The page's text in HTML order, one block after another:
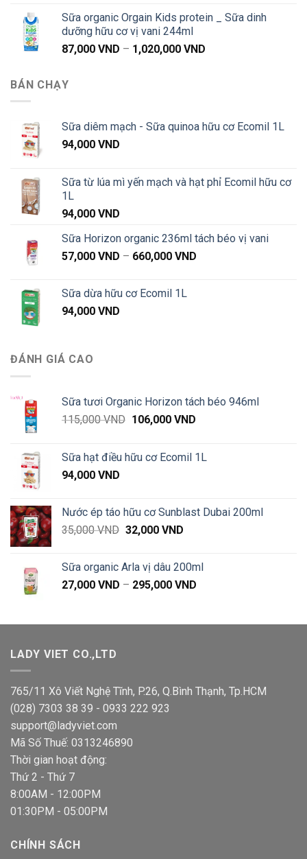
từ
Sữa organic Orgain Kids protein _ Sữa dinh
dưỡng hữu cơ vị vani 244ml
87,000 VND – 1,020,000 VND
1,020,000 VND
BÁN CHẠY
Sữa diêm mạch - Sữa quinoa hữu cơ Ecomil 1L
94,000 VND
Sữa từ lúa mì yến mạch và hạt phỉ Ecomil hữu cơ
1L
94,000 VND
Sữa Horizon organic 236ml tách béo vị vani
57,000 VND – 660,000 VND
Sữa dừa hữu cơ Ecomil 1L
94,000 VND
ĐÁNH GIÁ CAO
Sữa tươi Organic Horizon tách béo 946ml
115,000VND Giá
115,000 VND.
106,000 VNDGiá
là:
Sữa hạt điều hữu cơ Ecomil 1L
94,000 VND
Nước ép táo hữu cơ Sunblast Dubai 200ml
35,000VND Giá
35,000 VND.
32,000 VNDGiá
là:
32,000 VND.
Sữa organic Arla vị dâu 200ml
27,000 VND – 295,000 VND
27,000 VND
LADY VIET CO.,LTD
765/11 Xô Viết Nghệ Tĩnh, P.26, Q.Bình Thạnh, Tp.HCM
(028) 7303 38 39 - 0933 222 923
support@ladyviet.com
Mã Số Thuế: 0313246890
Thời gian hoạt động:
Thứ 2 - Thứ 7
8:00AM - 12:00PM
01:30PM - 05:00PM
CHÍNH SÁCH